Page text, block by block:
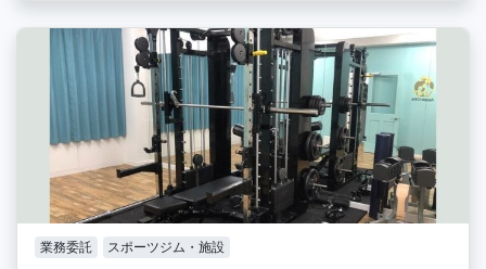
業務委託 スポーツジム・施設